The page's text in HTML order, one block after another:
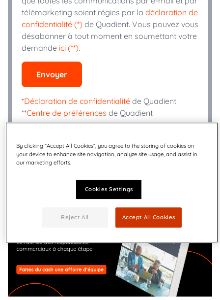
télémarketing soient régies par la déclaration de
confidentialité (*) de Quadient. Vous pouvez vous
désabonner à tout moment en soumettant votre
demande ici (**).
Envoyer
*Déclaration de confidentialité de Quadient
**Centre de préférences de Quadient
By clicking “Accept All Cookies”, you agree to the storing of cookies on
your device to enhance site navigation, analyze site usage, and assist in
our marketing efforts.
Cookies Settings
Reject All Accept All Cookies